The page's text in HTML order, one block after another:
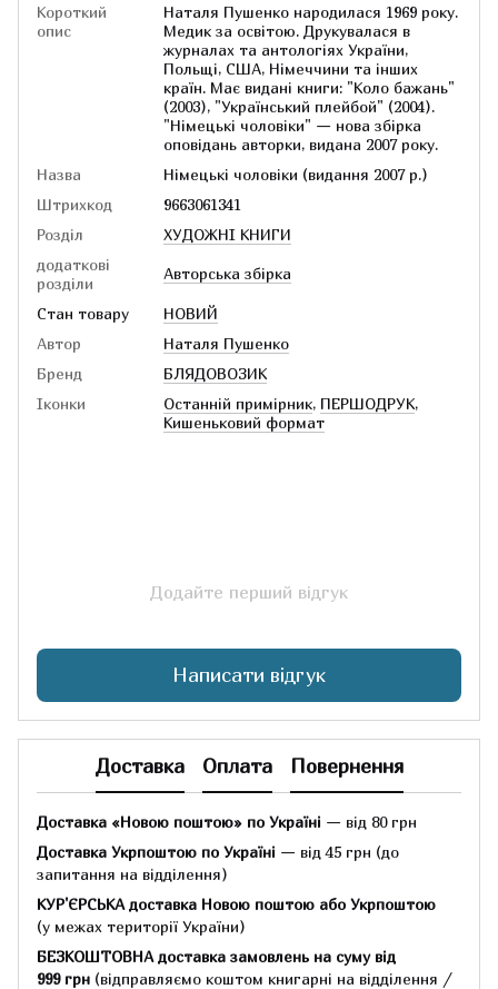
Короткий
опис
Наталя Пушенко народилася 1969 року.
Медик за освітою. Друкувалася в
журналах та антологіях України,
Польщі, США, Німеччини та інших
країн. Має видані книги: "Коло бажань"
(2003), "Український плейбой" (2004).
"Німецькі чоловіки" — нова збірка
оповідань авторки, видана 2007 року.
Назва
Німецькі чоловіки (видання 2007 р.)
Штрихкод
9663061341
Розділ
ХУДОЖНІ КНИГИ
додаткові
розділи
Авторська збірка
Стан товару
НОВИЙ
Автор
Наталя Пушенко
Бренд
БЛЯДОВОЗИК
Іконки
Останній примірник, ПЕРШОДРУК,
Кишеньковий формат
Додайте перший відгук
Написати відгук
Доставка Оплата Повернення
Доставка «Новою поштою» по Україні — від 80 грн
Доставка Укрпоштою по Україні — від 45 грн (до
запитання на відділення)
КУР'ЄРСЬКА доставка Новою поштою або Укрпоштою
(у межах території України)
БЕЗКОШТОВНА доставка замовлень на суму від
999 грн (відправляємо коштом книгарні на відділення /